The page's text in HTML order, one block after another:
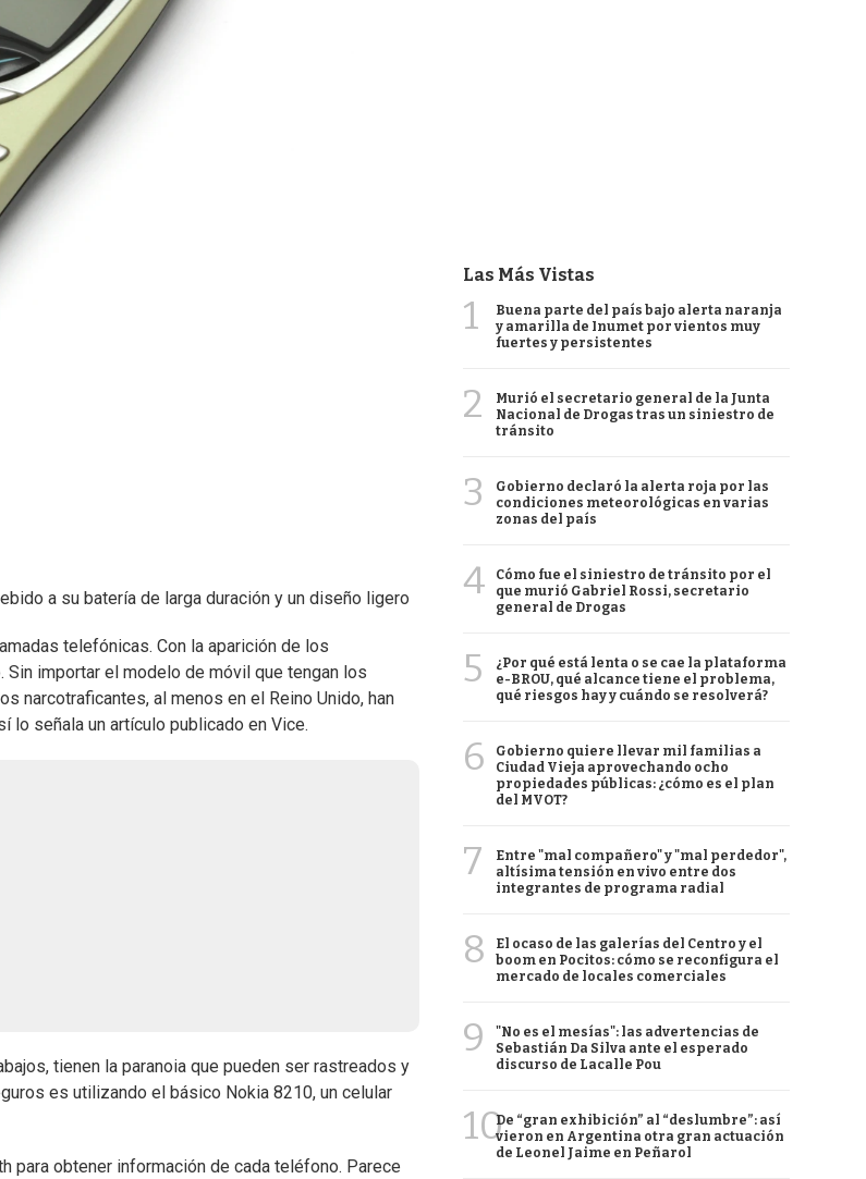
a su batería de larga duración y un diseño ligero
telefónicas. Con la aparición de los
importar el modelo de móvil que tengan los
narcotraficantes, al menos en el Reino Unido, han
lo señala un artículo publicado en Vice.
tienen la paranoia que pueden ser rastreados y
es utilizando el básico Nokia 8210, un celular
para obtener información de cada teléfono. Parece
Las Más Vistas
1
Buena parte del país bajo alerta naranja
y amarilla de Inumet por vientos muy
fuertes y persistentes
2
Murió el secretario general de la Junta
Nacional de Drogas tras un siniestro de
tránsito
3
Gobierno declaró la alerta roja por las
condiciones meteorológicas en varias
zonas del país
4
Cómo fue el siniestro de tránsito por el
que murió Gabriel Rossi, secretario
general de Drogas
5
¿Por qué está lenta o se cae la plataforma
e-BROU, qué alcance tiene el problema,
qué riesgos hay y cuándo se resolverá?
6
Gobierno quiere llevar mil familias a
Ciudad Vieja aprovechando ocho
propiedades públicas: ¿cómo es el plan
del MVOT?
7
Entre "mal compañero" y "mal perdedor",
altísima tensión en vivo entre dos
integrantes de programa radial
8
El ocaso de las galerías del Centro y el
boom en Pocitos: cómo se reconfigura el
mercado de locales comerciales
9
"No es el mesías": las advertencias de
Sebastián Da Silva ante el esperado
discurso de Lacalle Pou
10De “gran exhibición” al “deslumbre”: así
vieron en Argentina otra gran actuación
de Leonel Jaime en Peñarol